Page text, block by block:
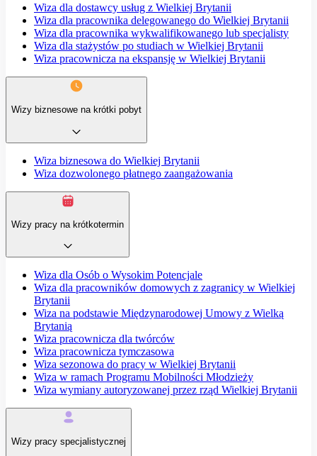
Wiza dla dostawcy usług z Wielkiej Brytanii
Wiza dla pracownika delegowanego do Wielkiej Brytanii
Wiza dla pracownika wykwalifikowanego lub specjalisty
Wiza dla stażystów po studiach w Wielkiej Brytanii
Wiza pracownicza na ekspansję w Wielkiej Brytanii
Wizy biznesowe na krótki pobyt
Wiza biznesowa do Wielkiej Brytanii
Wiza dozwolonego płatnego zaangażowania
Wizy pracy na krótkotermin
Wiza dla Osób o Wysokim Potencjale
Wiza dla pracowników domowych z zagranicy w Wielkiej
Brytanii
Wiza na podstawie Międzynarodowej Umowy z Wielką
Brytanią
Wiza pracownicza dla twórców
Wiza pracownicza tymczasowa
Wiza sezonowa do pracy w Wielkiej Brytanii
Wiza w ramach Programu Mobilności Młodzieży
Wiza wymiany autoryzowanej przez rząd Wielkiej Brytanii
Wizy pracy specjalistycznej